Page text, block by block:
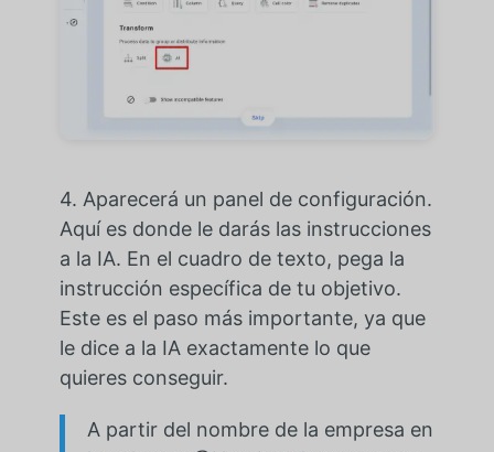
4. Aparecerá un panel de configuración.
Aquí es donde le darás las instrucciones
a la IA. En el cuadro de texto, pega la
instrucción específica de tu objetivo.
Este es el paso más importante, ya que
le dice a la IA exactamente lo que
quieres conseguir.
A partir del nombre de la empresa en